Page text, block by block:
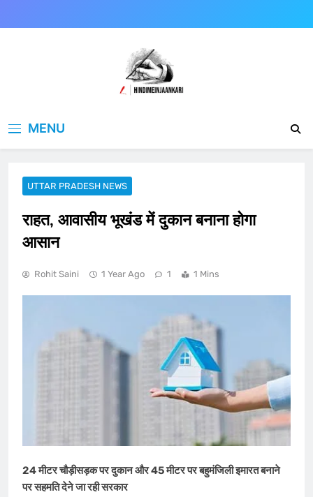
to
MENU
UTTAR PRADESH NEWS
राहत, आवासीय भूखंड में दुकान बनाना होगा
आसान
Rohit Saini 1 Year Ago 1 1 Mins
24 मीटर चौड़ीसड़क पर दुकान और 45 मीटर पर बहुमंजिली इमारत बनाने
पर सहमति देने जा रही सरकार